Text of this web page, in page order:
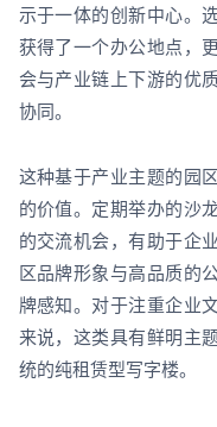
示于一体的创新中心。
获得了一个办公地点，
会与产业链上下游的优
协同。
这种基于产业主题的园
的价值。定期举办的沙
的交流机会，有助于企
区品牌形象与高品质的
牌感知。对于注重企业
来说，这类具有鲜明主
统的纯租赁型写字楼。